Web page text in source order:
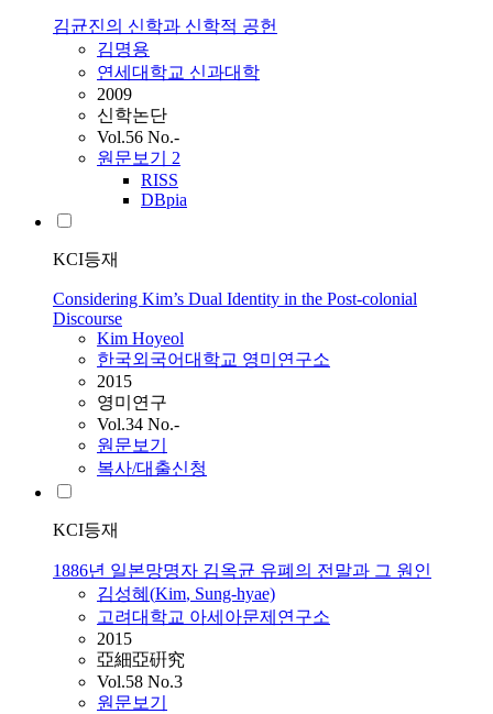
김균진의 신학과 신학적 공헌
김명용
연세대학교 신과대학
2009
신학논단
Vol.56 No.-
원문보기 2
RISS
DBpia
KCI등재
Considering Kim’s Dual Identity in the Post-colonial
Discourse
Kim Hoyeol
한국외국어대학교 영미연구소
2015
영미연구
Vol.34 No.-
원문보기
복사/대출신청
KCI등재
1886년 일본망명자 김옥균 유폐의 전말과 그 원인
김성혜(Kim, Sung-hyae)
고려대학교 아세아문제연구소
2015
亞細亞硏究
Vol.58 No.3
원문보기